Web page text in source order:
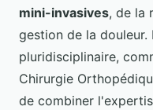
mini-invasives, de la
gestion de la
pluridisciplinaire,
Chirurgie
de combiner